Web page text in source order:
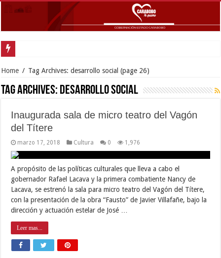
Home / Tag Archives: desarrollo social (page 26)
Tag Archives: desarrollo social
Inaugurada sala de micro teatro del Vagón
del Títere
marzo 17, 2018 Cultura 0 1,976
A propósito de las políticas culturales que lleva a cabo el
gobernador Rafael Lacava y la primera combatiente Nancy de
Lacava, se estrenó la sala para micro teatro del Vagón del Títere,
con la presentación de la obra “Fausto” de Javier Villafañe, bajo la
dirección y actuación estelar de José …
Leer mas...